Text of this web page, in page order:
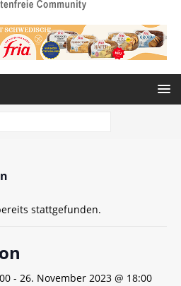
stattgefunden.
- 26. November 2023 @ 18:00